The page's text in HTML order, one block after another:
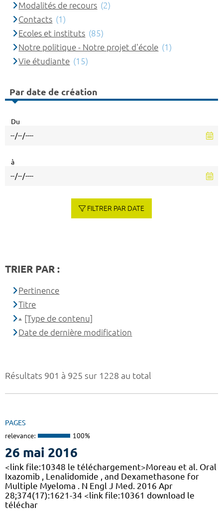
Résultats 901 à 925 sur 1228 au total
PAGES
relevance: 100%
26 mai 2016
<link file:10348 le téléchargement>Moreau et al. Oral
Ixazomib , Lenalidomide , and Dexamethasone for
Multiple Myeloma . N Engl J Med. 2016 Apr
28;374(17):1621-34 <link file:10361 download le
téléchar
Modalités de recours (2)
Contacts (1)
Ecoles et instituts (85)
Notre politique - Notre projet d'école (1)
Vie étudiante (15)
Par date de création
Du
à
FILTRER PAR DATE
TRIER PAR :
Pertinence
Titre
[Type de contenu]
Date de dernière modification